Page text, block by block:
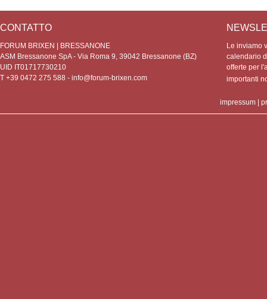
CONTATTO
FORUM BRIXEN | BRESSANONE
ASM Bressanone SpA - Via Roma 9, 39042 Bressanone (BZ)
UID IT01717730210
T +39 0472 275 588 - info@forum-brixen.com
Le inviamo
calendario
offerte per
importanti
impressum